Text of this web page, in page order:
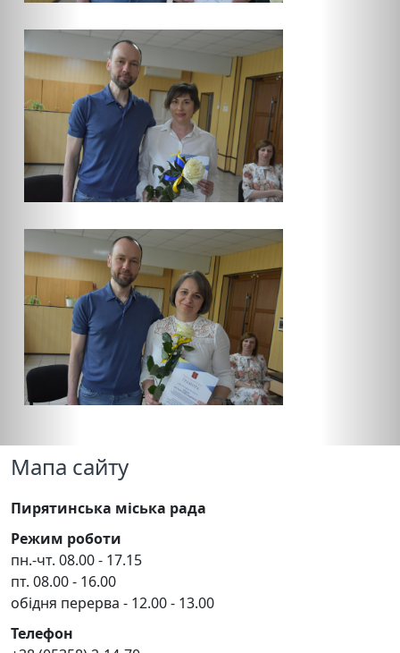
Мапа сайту
Пирятинська міська рада
Режим роботи
пн.-чт. 08.00 - 17.15
пт. 08.00 - 16.00
обідня перерва - 12.00 - 13.00
Телефон